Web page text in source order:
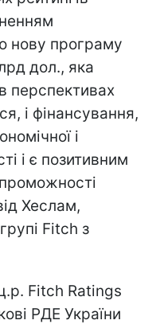
нову програму
дол., яка
перспективах
і фінансування,
і
і є позитивним
Хеслам,
Fitch з
Fitch Ratings
РДЕ України